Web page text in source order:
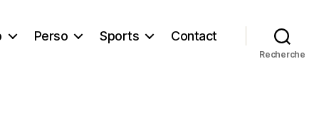
Perso Sports Contact
Recherche